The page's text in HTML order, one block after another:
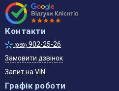
Контакти
(068) 902-25-26
Замовити дзвінок
Запит на VIN
Графік роботи